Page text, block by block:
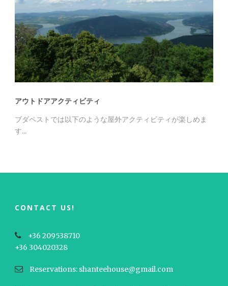
アウトドアアクティビティ
ブダペストでは以下のような屋外アクティビティが楽しめま
す...
CONTACT US!
+36 209538710
+36 304020328
Reservations: shanteehouse@gmail.com